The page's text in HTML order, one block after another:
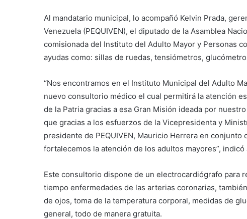
Al mandatario municipal, lo acompañó Kelvin Prada,
Venezuela (PEQUIVEN), el diputado de la Asamblea
comisionada del Instituto del Adulto Mayor y Personas
ayudas como: sillas de ruedas, tensiómetros,
“Nos encontramos en el Instituto Municipal del Adulto
nuevo consultorio médico el cual permitirá la atención
de la Patria gracias a esa Gran Misión ideada por
que gracias a los esfuerzos de la Vicepresidenta y
presidente de PEQUIVEN, Mauricio Herrera en
fortalecemos la atención de los adultos mayores”, indicó
Este consultorio dispone de un electrocardiógrafo para
tiempo enfermedades de las arterias coronarias,
de ojos, toma de la temperatura corporal, medidas de
general, todo de manera gratuita.